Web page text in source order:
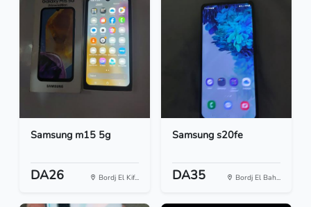
Samsung m15 5g
DA26 Bordj El Kif...
Samsung s20fe
DA35 Bordj El Bah...